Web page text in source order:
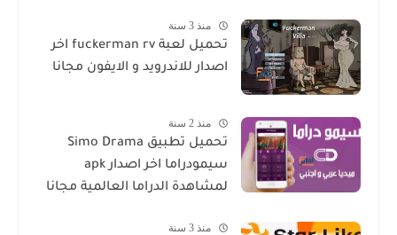
منذ 3 سنة
تحميل لعبة fuckerman rv اخر
اصدار للاندرويد و الايفون مجانا
منذ 2 سنة
تحميل تطبيق Simo Drama
سيمودراما اخر اصدار apk
لمشاهدة الدراما العالمية مجانا
منذ 3 سنة